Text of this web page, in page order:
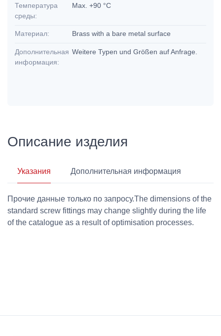
Температура
среды:
Max. +90 °C
Материал: Brass with a bare metal surface
Дополнительная
информация:
Weitere Typen und Größen auf Anfrage.
Описание изделия
Указания Дополнительная информация
Прочие данные только по запросу.The dimensions of the
standard screw fittings may change slightly during the life
of the catalogue as a result of optimisation processes.